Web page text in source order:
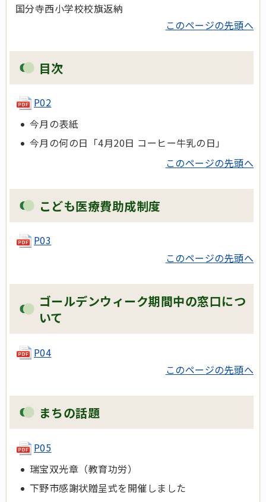
国分寺西小学校校旗返納
このページの先頭へ
目次
P02
今月の表紙
今月の何の日「4月20日 コーヒー牛乳の日」
このページの先頭へ
こども医療費助成制度
P03
このページの先頭へ
ゴールデンウィーク期間中の窓口につ
いて
P04
このページの先頭へ
まちの話題
P05
瑞宝双光章（教育功労）
下野市感謝状贈呈式を開催しました